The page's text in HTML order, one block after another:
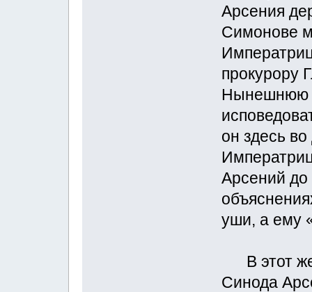
Арсения
Симонове
прокурору
Нынешнюю
он здесь
Арсений до
уши, а ему
В этот же
Синода